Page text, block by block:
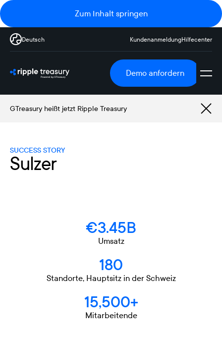
Zum Inhalt springen
Deutsch KundenanmeldungHilfecenter
Demo anfordern
GTreasury heißt jetzt Ripple Treasury
SUCCESS STORY
Sulzer
€3.45B
Umsatz
180
Standorte, Hauptsitz in der Schweiz
15,500+
Mitarbeitende